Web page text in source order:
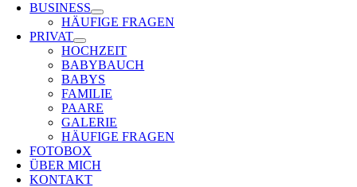
BUSINESS
HÄUFIGE FRAGEN
PRIVAT
HOCHZEIT
BABYBAUCH
BABYS
FAMILIE
PAARE
GALERIE
HÄUFIGE FRAGEN
FOTOBOX
ÜBER MICH
KONTAKT